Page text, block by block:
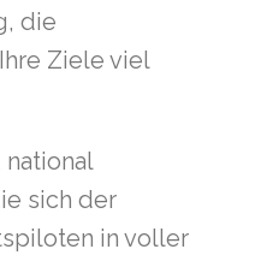
die
Ziele viel
sich der
in voller